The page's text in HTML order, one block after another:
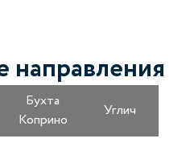
направления
Бухта
Коприно
Углич